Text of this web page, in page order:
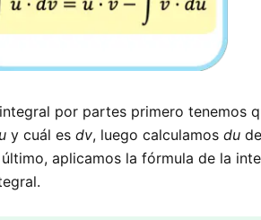
por partes primero tenemos
u y cuál esdv, luego calculamosdu
aplicamos la fórmula de la